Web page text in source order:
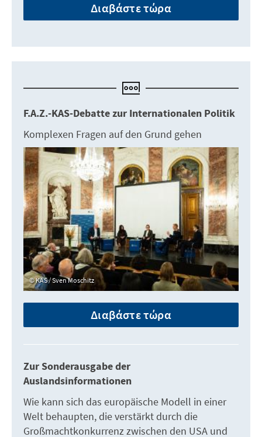
Διαβάστε τώρα
F.A.Z.-KAS-Debatte zur Internationalen Politik
Komplexen Fragen auf den Grund gehen
KAS / Sven Moschitz
Διαβάστε τώρα
Zur Sonderausgabe der
Auslandsinformationen
Wie kann sich das europäische Modell in einer
Welt behaupten, die verstärkt durch die
Großmachtkonkurrenz zwischen den USA und